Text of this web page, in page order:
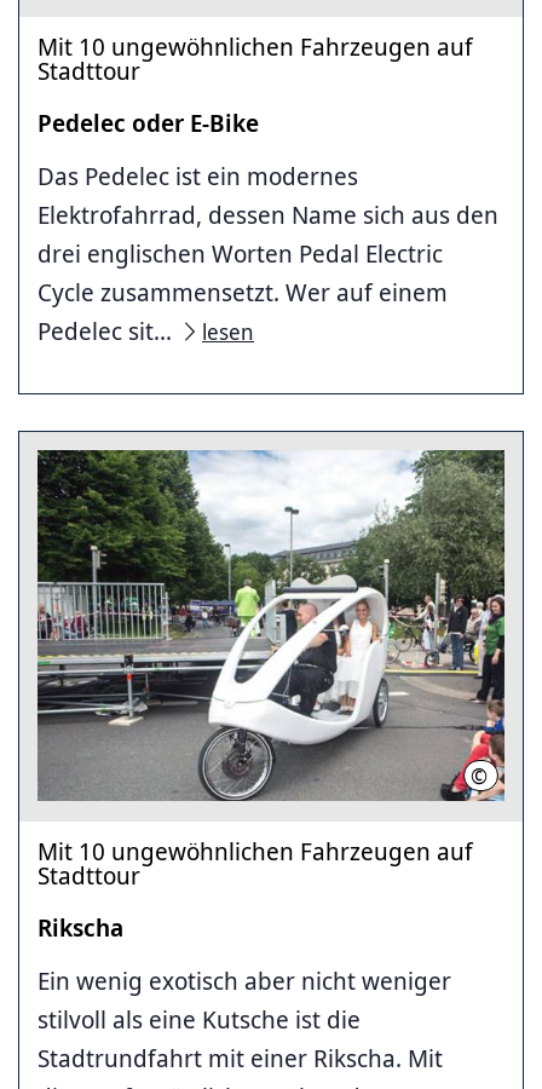
Mit 10 ungewöhnlichen Fahrzeugen auf
Stadttour
Pedelec oder E-Bike
Das Pedelec ist ein modernes
Elektrofahrrad, dessen Name sich aus den
drei englischen Worten Pedal Electric
Cycle zusammensetzt. Wer auf einem
Pedelec sit...
lesen
© Sven
Mit 10 ungewöhnlichen Fahrzeugen auf
Stadttour
Rikscha
Ein wenig exotisch aber nicht weniger
stilvoll als eine Kutsche ist die
Stadtrundfahrt mit einer Rikscha. Mit